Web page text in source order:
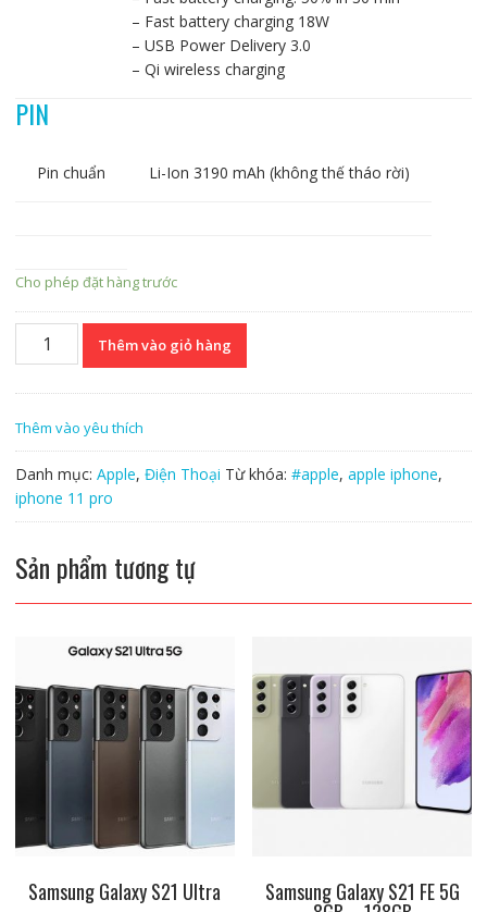
– Fast battery charging 18W
– USB Power Delivery 3.0
– Qi wireless charging
PIN
Pin chuẩn Li-Ion 3190 mAh (không thế tháo rời)
Cho phép đặt hàng trước
Apple
iPhone
256GB
số
lượng
Thêm vào giỏ hàng
Thêm vào yêu thích
Danh mục: Apple, Điện Thoại Từ khóa: #apple, apple iphone,
iphone 11 pro
Sản phẩm tương tự
Samsung Galaxy S21 Ultra Samsung Galaxy S21 FE 5G